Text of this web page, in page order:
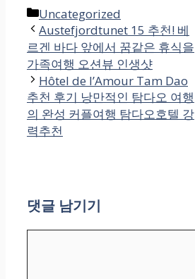
카
테
고
리
Uncategorized
Austefjordtunet 15 추천! 베
르겐 바다 앞에서 꿈같은 휴식을
가족여행 오션뷰 인생샷
Hôtel de l’Amour Tam Dao
추천 후기 낭만적인 탐다오 여행
의 완성 커플여행 탐다오호텔 강
력추천
댓글 남기기